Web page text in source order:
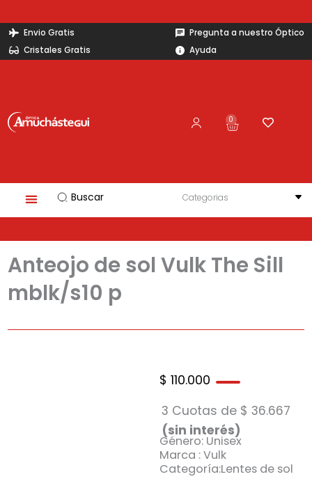
al
contenido
Envio Gratis
Cristales Gratis
Pregunta a nuestro Óptico
Ayuda
0
Carrito
Search
Anteojo de sol Vulk The Sill
mblk/s10 p
$ 110.000
3 Cuotas de $ 36.667
(sin interés)
Género: Unisex
Marca : Vulk
Categoría:Lentes de sol